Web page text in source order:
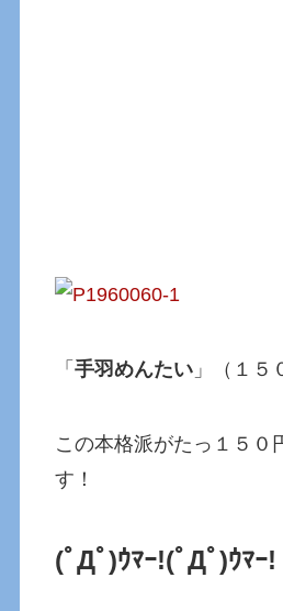
「手羽めんたい 」（１５
この本格派がたっ１５０
す！
(ﾟДﾟ)ｳﾏｰ!(ﾟДﾟ)ｳﾏｰ!